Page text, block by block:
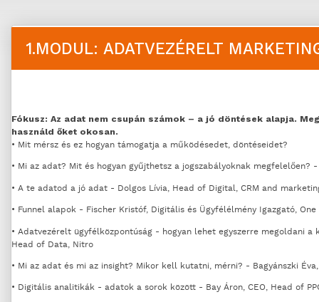
1.MODUL: ADATVEZÉRELT
Fókusz: Az adat nem csupán számok – a jó döntések alapja.
használd őket okosan.
• Mit mérsz és ez hogyan támogatja a működésedet, döntéseidet?
• Mi az adat? Mit és hogyan gyűjthetsz a jogszabályoknak megfelelően? -
• A te adatod a jó adat - Dolgos Lívia, Head of Digital, CRM and
• Funnel alapok - Fischer Kristóf, Digitális és Ügyfélélmény Igazgató, One
• Adatvezérelt ügyfélközpontúság - hogyan lehet egyszerre megoldani a
Head of Data, Nitro
• Mi az adat és mi az insight? Mikor kell kutatni, mérni? - Bagyánszki
• Digitális analitikák - adatok a sorok között - Bay Áron, CEO, Head of